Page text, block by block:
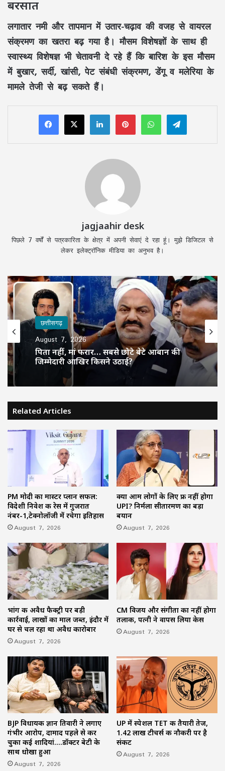
बरसात
लगातार नमी और तापमान में उतार-चढ़ाव की वजह से वायरल
संक्रमण का खतरा बढ़ गया है। मौसम विशेषज्ञों के साथ ही
स्वास्थ्य विशेषज्ञ भी चेतावनी दे रहे हैं कि बारिश के इस मौसम
में बुखार, सर्दी, खांसी, पेट संबंधी संक्रमण, डेंगू व मलेरिया के
मामले तेजी से बढ़ सकते हैं।
LinkedInPinterestWhatsAppTelegram
jagjaahir desk
पिछले 7 वर्षों से पत्रकारिता के क्षेत्र में अपनी सेवाएं दे रहा हूं। मुझे डिजिटल से
लेकर इलेक्ट्रॉनिक मीडिया का अनुभव है।
छत्तीसगढ़
August 7, 2026
पिता नहीं, मां फरार… सबसे छोटे बेटे आबान की
जिम्मेदारी आखिर किसने उठाई?
Related Articles
PM मोदी का मास्टर प्लान सफल:
विदेशी निवेश की रेस में गुजरात
नंबर-1,टेक्नोलॉजी में रचेगा इतिहास
August 7, 2026
क्या आम लोगों के लिए फ्री नहीं होगा
UPI? निर्मला सीतारमण का बड़ा
बयान
August 7, 2026
भांग की अवैध फैक्ट्री पर बड़ी
कार्रवाई, लाखों का माल जब्त, इंदौर में
घर से चल रहा था अवैध कारोबार
August 7, 2026
CM विजय और संगीता का नहीं होगा
तलाक, पत्नी ने वापस लिया केस
August 7, 2026
BJP विधायक ज्ञान तिवारी ने लगाए
गंभीर आरोप, दामाद पहले से कर
चुका कई शादियां….डॉक्टर बेटी के
साथ धोखा हुआ
August 7, 2026
UP में स्पेशल TET की तैयारी तेज,
1.42 लाख टीचर्स की नौकरी पर है
संकट
August 7, 2026